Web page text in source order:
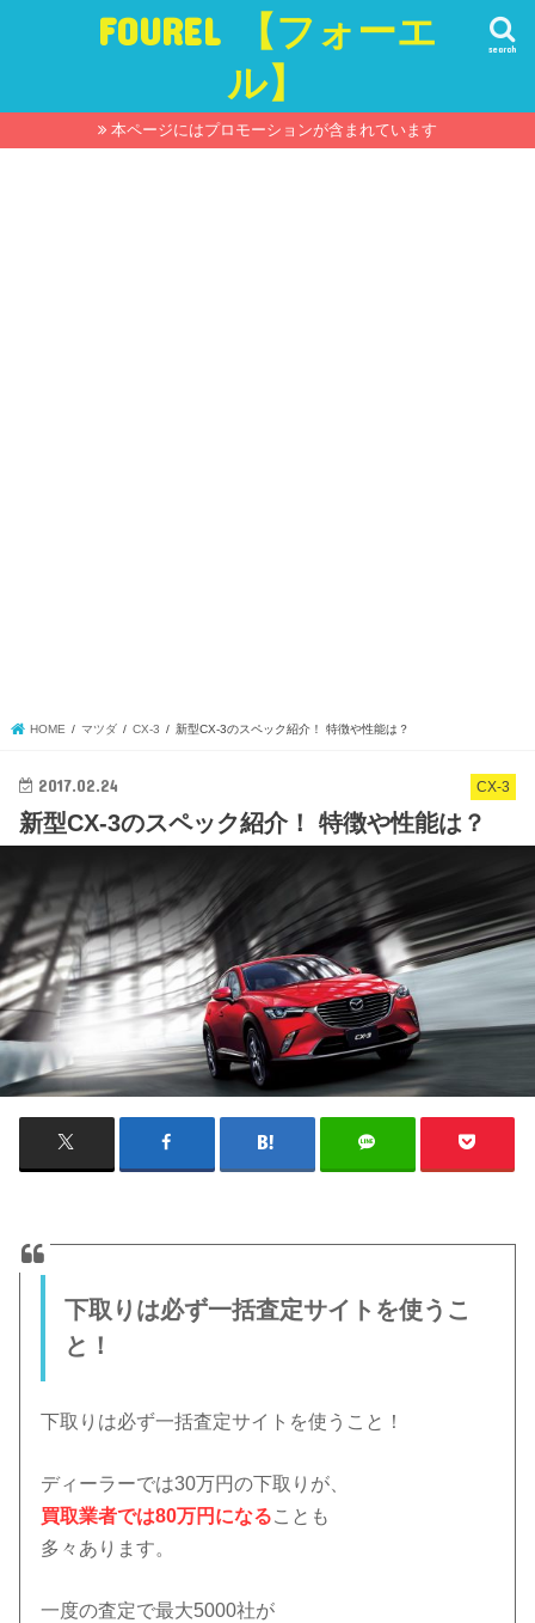
FOUREL 【フォーエ
ル】
search
本ページにはプロモーションが含まれています
HOME マツダ CX-3 新型CX-3のスペック紹介！ 特徴や性能は？
CX-3
2017.02.24
新型CX-3のスペック紹介！ 特徴や性能は？
下取りは必ず一括査定サイトを使うこ
と！
下取りは必ず一括査定サイトを使うこと！
ディーラーでは30万円の下取りが、
買取業者では80万円になることも
多々あります。
一度の査定で最大5000社が